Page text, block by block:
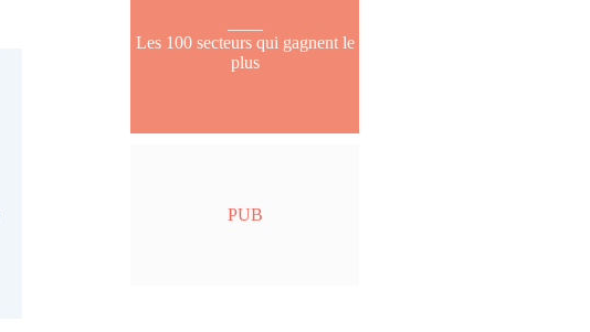
Les 100 secteurs qui gagnent le
plus
PUB